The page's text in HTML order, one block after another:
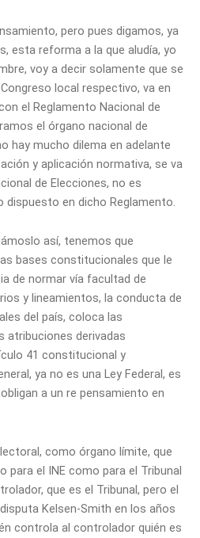
pero pues digamos, ya
esta reforma a la que aludía, yo
voy a decir solamente que se
local respectivo, va en
el Reglamento Nacional de
el órgano nacional de
hay mucho dilema en adelante
y aplicación normativa, se va
de Elecciones, no es
dispuesto en dicho Reglamento.
así, tenemos que
bases constitucionales que le
de normar vía facultad de
y lineamientos, la conducta de
del país, coloca las
atribuciones derivadas
41 constitucional y
ya no es una Ley Federal, es
a un re pensamiento en
como órgano límite, que
para el INE como para el Tribunal
que es el Tribunal, pero el
Kelsen-Smith en los años
controla al controlador quién es